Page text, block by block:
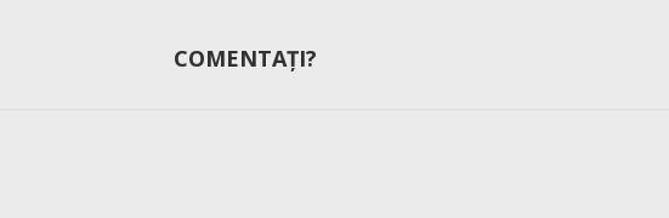
COMENTAȚI?